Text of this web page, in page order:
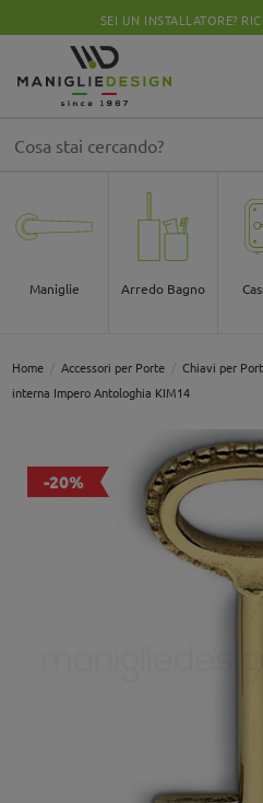
SEI UN INSTALLATORE?
Maniglie Arredo Bagno
Home Accessori per Porte Chiavi per
interna Impero Antologhia KIM14
-20%